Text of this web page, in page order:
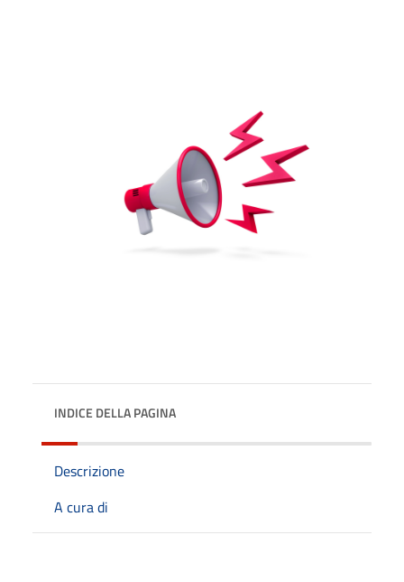
INDICE DELLA PAGINA
Descrizione
A cura di